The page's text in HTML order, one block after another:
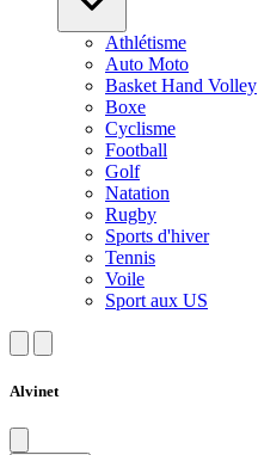
Athlétisme
Auto Moto
Basket Hand Volley
Boxe
Cyclisme
Football
Golf
Natation
Rugby
Sports d'hiver
Tennis
Voile
Sport aux US
Alvinet